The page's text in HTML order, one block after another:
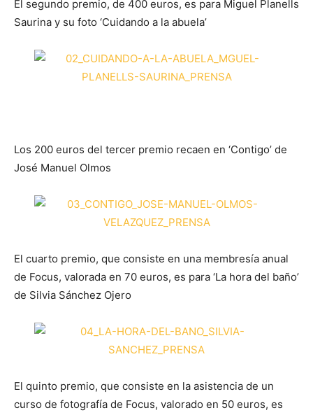
El segundo premio, de 400 euros, es para Miguel Planells
Saurina y su foto ‘Cuidando a la abuela’
Los 200 euros del tercer premio recaen en ‘Contigo’ de
José Manuel Olmos
El cuarto premio, que consiste en una membresía anual
de Focus, valorada en 70 euros, es para ‘La hora del baño’
de Silvia Sánchez Ojero
El quinto premio, que consiste en la asistencia de un
curso de fotografía de Focus, valorado en 50 euros, es